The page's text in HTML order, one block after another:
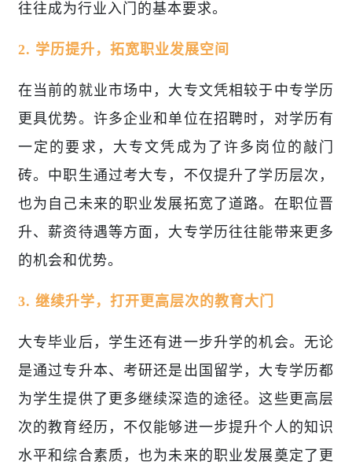
往往成为行业入门的基本要求。
2. 学历提升，拓宽职业发展空间
在当前的就业市场中，大专文凭相较于中专学历
更具优势。许多企业和单位在招聘时，对学历有
一定的要求，大专文凭成为了许多岗位的敲门
砖。中职生通过考大专，不仅提升了学历层次，
也为自己未来的职业发展拓宽了道路。在职位晋
升、薪资待遇等方面，大专学历往往能带来更多
的机会和优势。
3. 继续升学，打开更高层次的教育大门
大专毕业后，学生还有进一步升学的机会。无论
是通过专升本、考研还是出国留学，大专学历都
为学生提供了更多继续深造的途径。这些更高层
次的教育经历，不仅能够进一步提升个人的知识
水平和综合素质，也为未来的职业发展奠定了更